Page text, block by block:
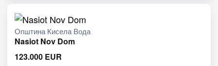
Општина Кисела Вода
Nasiot Nov Dom
123.000 EUR